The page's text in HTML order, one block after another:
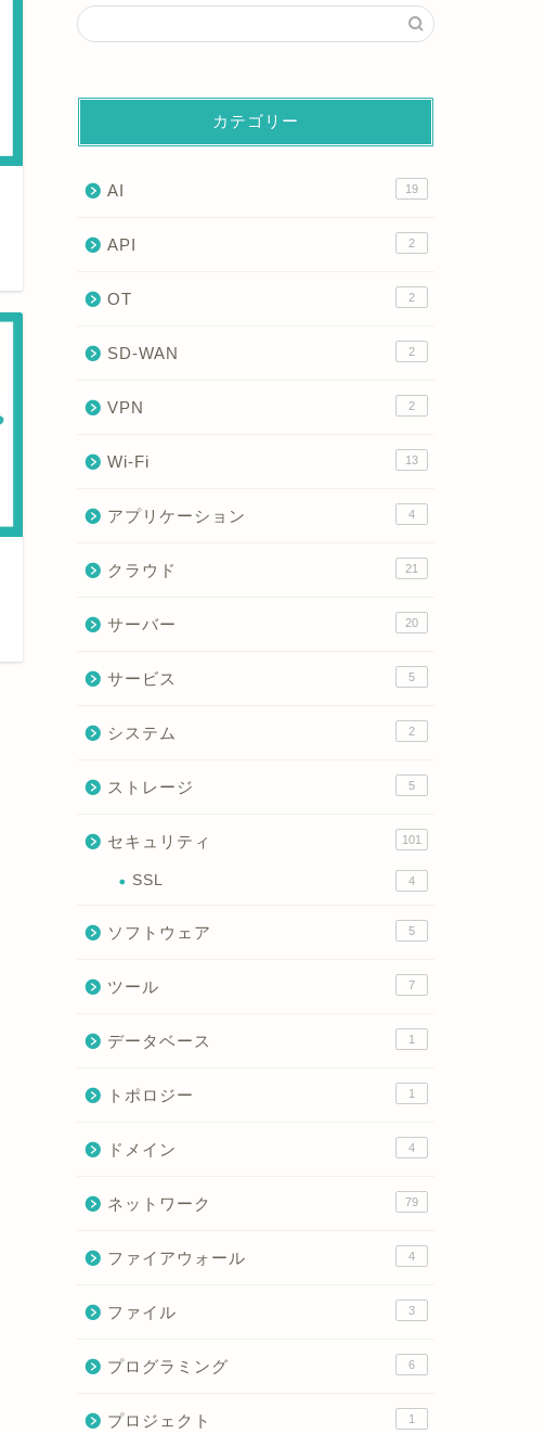
カテゴリー
AI 19
API 2
OT 2
SD-WAN 2
VPN 2
Wi-Fi 13
アプリケーション 4
クラウド 21
サーバー 20
サービス 5
システム 2
ストレージ 5
セキュリティ 101
SSL 4
ソフトウェア 5
ツール 7
データベース 1
トポロジー 1
ドメイン 4
ネットワーク 79
ファイアウォール 4
ファイル 3
プログラミング 6
プロジェクト 1